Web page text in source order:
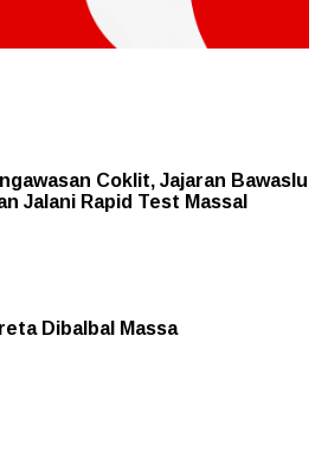
Coklit, Jajaran Bawaslu
Jalani Rapid Test Massal
Dibalbal Massa